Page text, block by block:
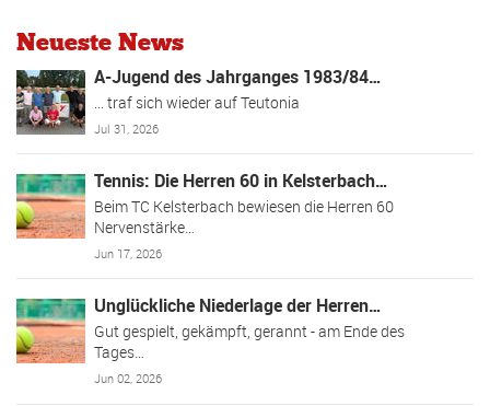
Neueste News
A-Jugend des Jahrganges 1983/84…
... traf sich wieder auf Teutonia
Jul 31, 2026
Tennis: Die Herren 60 in Kelsterbach…
Beim TC Kelsterbach bewiesen die Herren 60
Nervenstärke…
Jun 17, 2026
Unglückliche Niederlage der Herren…
Gut gespielt, gekämpft, gerannt - am Ende des
Tages…
Jun 02, 2026